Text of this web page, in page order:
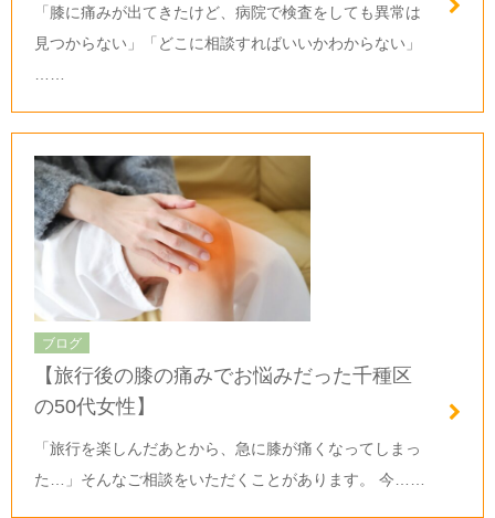
「膝に痛みが出てきたけど、病院で検査をしても異常は
見つからない」「どこに相談すればいいかわからない」
ブログ
【旅行後の膝の痛みでお悩みだった千種区
の50代女性】
「旅行を楽しんだあとから、急に膝が痛くなってしまっ
た…」そんなご相談をいただくことがあります。 今……